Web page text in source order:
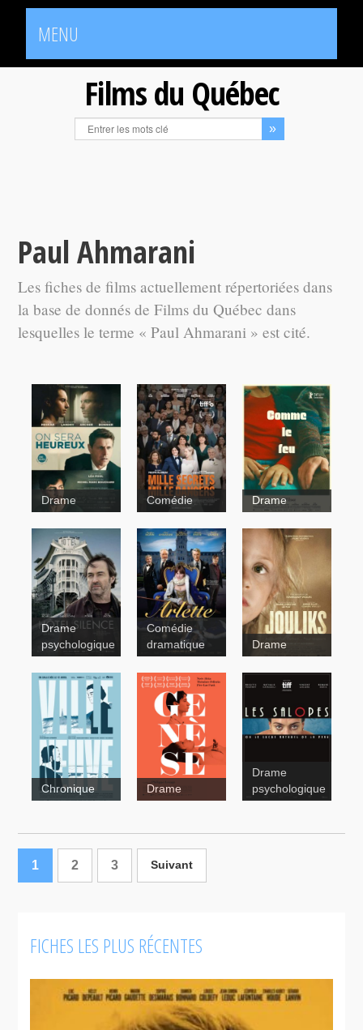
MENU
Films du Québec
Paul Ahmarani
Les fiches de films actuellement répertoriées dans
la base de donnés de Films du Québec dans
lesquelles le terme « Paul Ahmarani » est cité.
Drame Comédie
Genèse
Drame
Drame
psychologique
Comédie
dramatique
Drame
Ville Neuve
Chronique
Genèse
Drame
Drame
psychologique
1 2 3 Suivant
FICHES LES PLUS RÉCENTES